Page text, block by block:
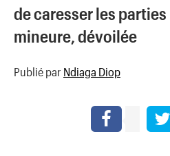
de caresser les
mineure, dévoilée
Publié par Ndiaga Diop